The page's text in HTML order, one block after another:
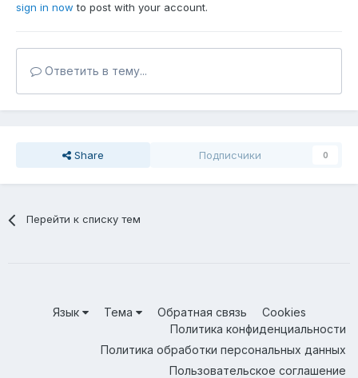
sign in now to post with your account.
Ответить в тему...
Share Подписчики 0
Перейти к списку тем
Язык Тема Обратная связь
Cookies
Политика конфиденциальности
Политика обработки персональных данных
Пользовательское соглашение